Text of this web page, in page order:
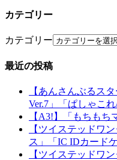
カテゴリー
カテゴリー
最近の投稿
【あんさんぶるス
Ver.7」「ぱしゃこ
【A3!】「もちもち
【ツイステッドワ
ス」「IC IDカード
【ツイステッドワ